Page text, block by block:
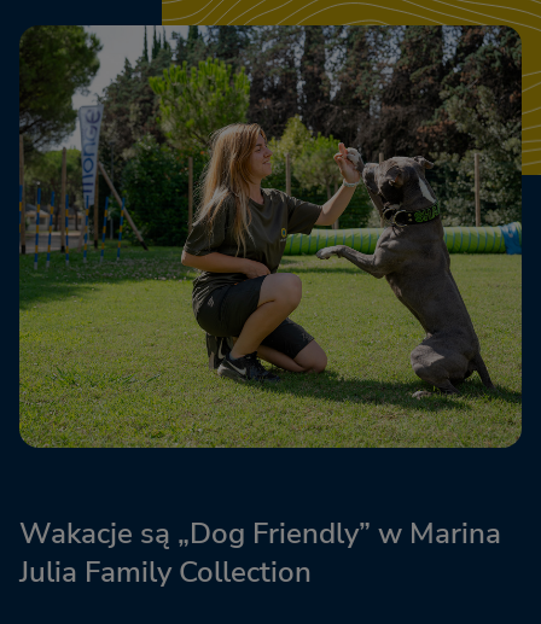
Wakacje są „Dog Friendly” w Marina
Julia Family Collection